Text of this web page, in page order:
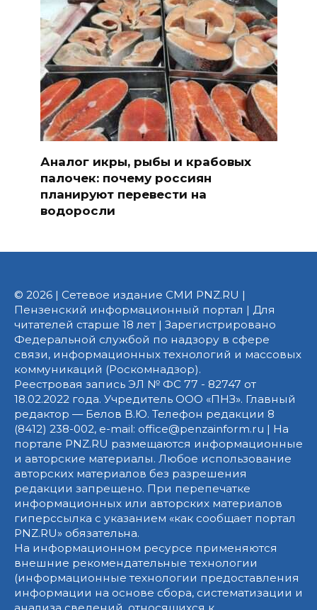
Аналог икры, рыбы и крабовых
палочек: почему россиян
планируют перевести на
водоросли
© 2026 | Сетевое издание СМИ PNZ.RU |
Пензенский информационный портал | Для
читателей старше 18 лет | Зарегистрировано
Федеральной службой по надзору в сфере
связи, информационных технологий и массовых
коммуникаций (Роскомнадзор).
Реестровая запись ЭЛ № ФС 77 - 82747 от
18.02.2022 года. Учредитель ООО «ПНЗ». Главный
редактор — Белов В.Ю. Телефон редакции 8
(8412) 238-002, e-mail: office@penzainform.ru | На
портале PNZ.RU размещаются информационные
и авторские материалы. Любое использование
авторских материалов без разрешения
редакции запрещено. При перепечатке
информационных или авторских материалов
гиперссылка с указанием «как сообщает портал
PNZ.RU» обязательна.
На информационном ресурсе применяются
внешние рекомендательные технологии
(информационные технологии предоставления
информации на основе сбора, систематизации и